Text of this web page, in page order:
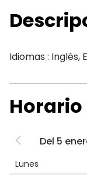
Idiomas : Inglés,
Del 5
Lunes